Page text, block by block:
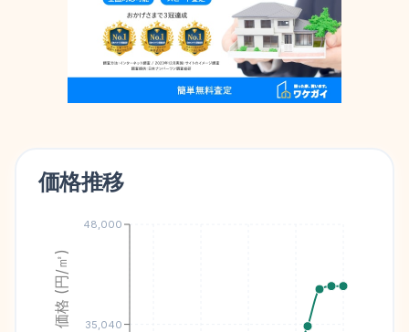
価格推移
35,040
48,000
価格 (円/㎡)